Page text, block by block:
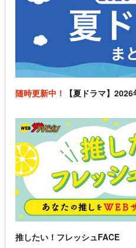
随時更新中！ 【夏ドラマ】
推したい！フレッシュFACE